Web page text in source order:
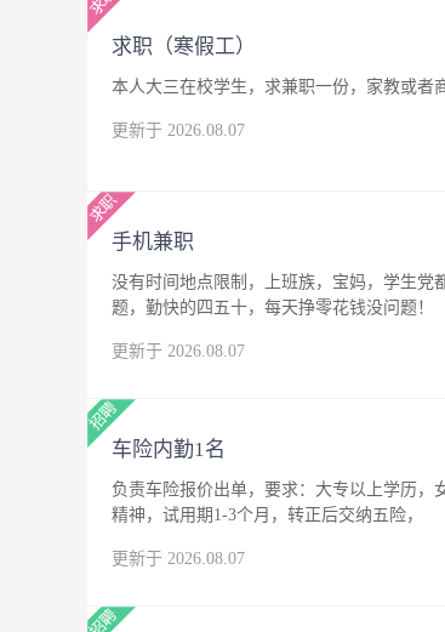
求职（寒假工）
本人大三在校学生，求兼职一份，家教或者
更新于 2026.08.07
手机兼职
没有时间地点限制，上班族，宝妈，学生党
题，勤快的四五十，每天挣零花钱没问题！
更新于 2026.08.07
车险内勤1名
负责车险报价出单，要求：大专以上学历，
精神，试用期1-3个月，转正后交纳五险，
更新于 2026.08.07